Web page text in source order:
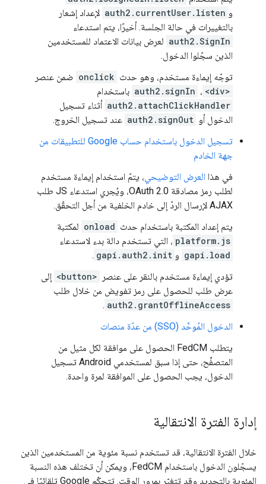
و auth2.currentUser.listen لإعداد إشعار
بالتغييرات في حالة الجلسة. أخيرًا، يتم استدعاء
auth2.SignIn لعرض بيانات الاعتماد للمستخدمين
الذين سجّلوا الدخول.
توجّه إيماءة مستخدم، وهو حدث onclick ضمن عنصر
<div> ، auth2.signIn باستخدام
auth2.attachClickHandler أثناء تسجيل
الدخول أو auth2.signOut عند تسجيل الخروج.
تسجيل الدخول باستخدام حساب Google للتطبيقات من
جهة الخادم
في هذا العرض التوضيحي ، يتمّ استخدام إيماءة مستخدم
لطلب رمز مصادقة OAuth 2.0، ويُجري استدعاء JS طلب
AJAX لإرسال الردّ إلى خادم الخلفية من أجل التحقّق.
يتم إعداد المكتبة باستخدام حدث onload لمكتبة
platform.js ، التي تستخدم دالة بدء لاستدعاء
gapi.load و gapi.auth2.init
.
تؤدي إيماءة مستخدم بالنقر على عنصر
<button> إلى
عرض طلب للحصول على رمز تفويض من خلال طلب
auth2.grantOfflineAccess
.
الدخول المُوحَّد (SSO) من عدّة منصات
يتطلب FedCM الحصول على موافقة لكل مثيل من
المتصفِّح، حتى إذا سبق لمستخدمي Android تسجيل
الدخول، يجب الحصول على الموافقة لمرة واحدة.
إدارة الفترة الانتقالية
خلال الفترة الانتقالية، قد تستخدم نسبة مئوية من المستخدمين الذين
يسجّلون الدخول باستخدام FedCM، ويمكن أن تختلف هذه النسبة
المئوية بالتحديد وقد تتغيّر بمرور الوقت. تتحكّم Google تلقائيًا في